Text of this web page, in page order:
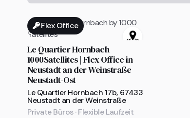
Flex Office
Le Quartier Hornbach
1000Satellites | Flex Office in
Neustadt an der Weinstraße
Neustadt-Ost
Le Quartier Hornbach 17b, 67433
Neustadt an der Weinstraße
Private Büros · Flexible Laufzeit